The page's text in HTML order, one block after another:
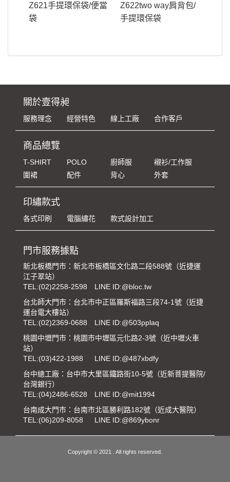
Z621手提環保袋/便當
袋
Z622two way肩背包/
手提環保袋
關於壹得昶
服務理念 經營特色 線上工廠 合作客戶
商品總覽
T-SHIRT POLO 廚師服
襯衫/工作服
圍裙
配件 背心 外套
印繡款式
各式印刷 電腦繡花 款式設計加工
門市服務據點
新北板橋門市：新北市板橋區文化路二段588號（近捷運
江子翠站）
TEL:(02)2258-2598
LINE ID:@bloc.tw
台北師大門市：台北市中正區羅斯福路三段74-1號（近捷
運台電大樓站）
TEL:(02)2369-0688
LINE ID:@503pplaq
桃園中壢門市：桃園市中壢區元化路2-3號（近中壢火車
站）
TEL:(03)422-1988
LINE ID:@487xbdfy
台中總工廠：台中市大里區鐵路街10-5號（近新菩提醫院/
台灣銀行）
TEL:(04)2486-6528
LINE ID:@mit1994
台南成大門市：台南市北區勝利路182號（近成大醫院）
TEL:(06)209-8058 LINE ID:@869ybonr
Copyright © 2021 . All rights reserved.